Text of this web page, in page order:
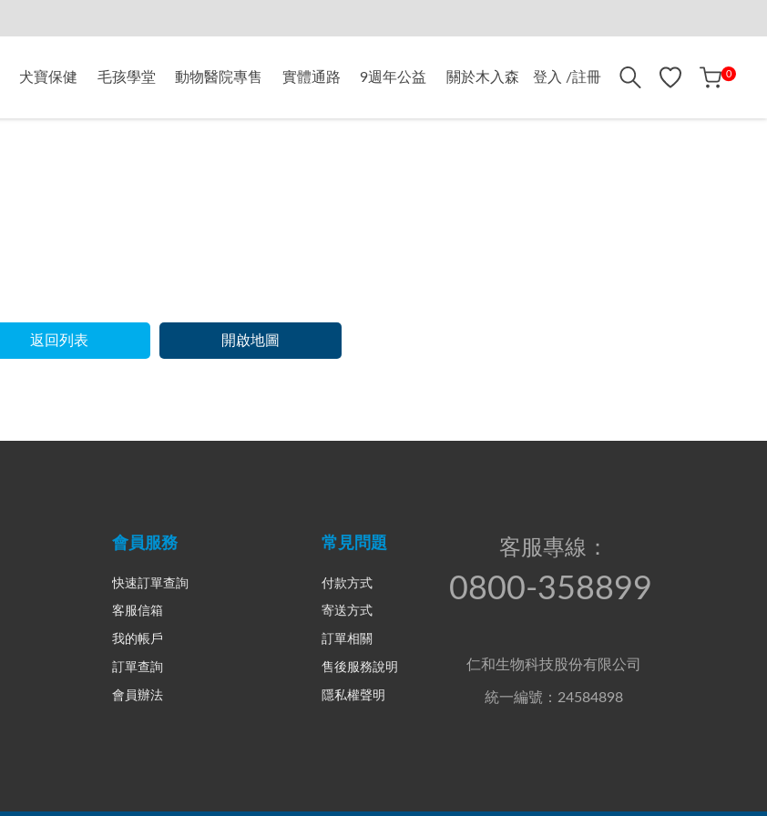
犬寶保健 毛孩學堂 動物醫院專售 實體通路 9週年公益 關於木入森 登入 /註冊 0
返回列表 開啟地圖
客服專線：
0800-358899
仁和生物科技股份有限公司
統一編號：24584898
會員服務
快速訂單查詢
客服信箱
我的帳戶
訂單查詢
會員辦法
常見問題
付款方式
寄送方式
訂單相關
售後服務說明
隱私權聲明